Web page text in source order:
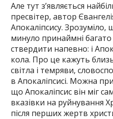
Але тут з’являється
пресвітер, автор
Апокаліпсису.
минуло принаймні багато
ствердити напевно: і
кола. Про це кажуть
світла і темряви,
в Апокаліпсисі. Можна
що Апокаліпсис він міг
вказівки на руйнування
після перших жертв